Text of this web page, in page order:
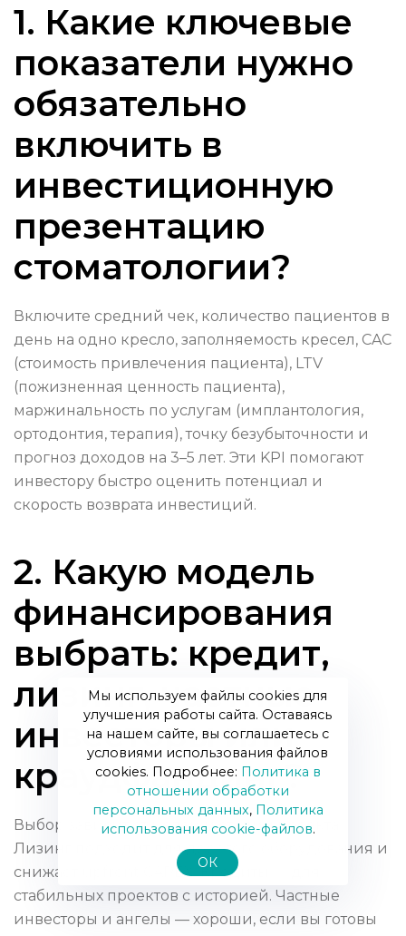
1. Какие ключевые
показатели нужно
обязательно
включить в
инвестиционную
презентацию
стоматологии?
Включите средний чек, количество пациентов в
день на одно кресло, заполняемость кресел, CAC
(стоимость привлечения пациента), LTV
(пожизненная ценность пациента),
маржинальность по услугам (имплантология,
ортодонтия, терапия), точку безубыточности и
прогноз доходов на 3–5 лет. Эти KPI помогают
инвестору быстро оценить потенциал и
скорость возврата инвестиций.
2. Какую модель
финансирования
выбрать: кредит,
лизинг, частные
инвесторы или
краудфандинг?
Выбор зависит от целей и стадии проекта.
Лизинг подходит для дорогого оборудования и
снижает upfront CAPEX. Кредиты — для
стабильных проектов с историей. Частные
инвесторы и ангелы — хороши, если вы готовы
Мы используем файлы cookies для
улучшения работы сайта. Оставаясь
на нашем сайте, вы соглашаетесь с
условиями использования файлов
cookies. Подробнее: Политика в
отношении обработки
персональных данных, Политика
использования сookie-файлов.
ОК